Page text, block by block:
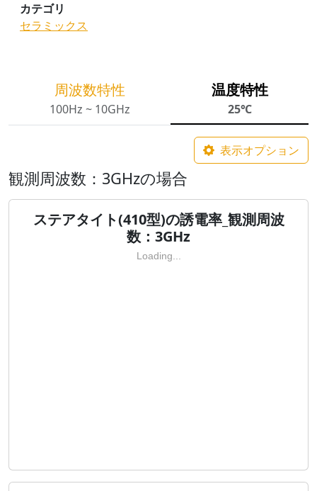
カテゴリ
セラミックス
周波数特性
100Hz ~ 10GHz
温度特性
25℃
表示オプション
観測周波数：3GHzの場合
ステアタイト(410型)の誘電率_観測周波
数：3GHz
Loading...